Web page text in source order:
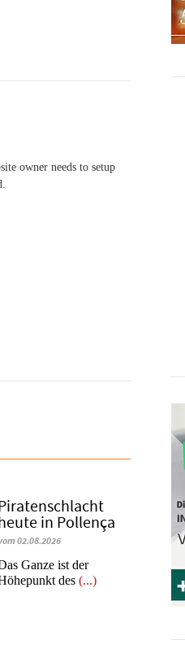
owner needs to setup
in Po­llen­ça
02.08.2026
Ganze ist der
des(...)